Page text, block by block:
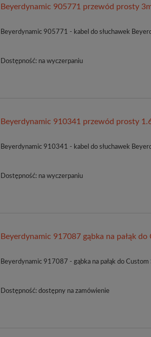
Beyerdynamic 905771 przewód prosty
Beyerdynamic 905771 - kabel do słuchawek
Dostępność: na wyczerpaniu
Beyerdynamic 910341 przewód prosty
Beyerdynamic 910341 - kabel do słuchawek
Dostępność: na wyczerpaniu
Beyerdynamic 917087 gąbka na pałąk
Beyerdynamic 917087 - gąbka na pałąk do Custom
Dostępność: dostępny na zamówienie